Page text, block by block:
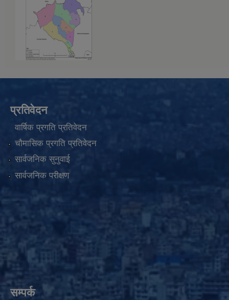
प्रतिवेदन
वार्षिक प्रगति प्रतिवेदन
चौमासिक प्रगति प्रतिवेदन
सार्वजनिक सुनुवाई
सार्वजनिक परीक्षण
सम्पर्क